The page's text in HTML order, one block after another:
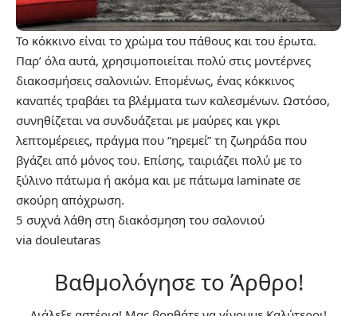
Το κόκκινο είναι το χρώμα του πάθους και του έρωτα.
Παρ’ όλα αυτά, χρησιμοποιείται πολύ στις μοντέρνες
διακοσμήσεις σαλονιών. Επομένως, ένας κόκκινος
καναπές τραβάει τα βλέμματα των καλεσμένων. Ωστόσο,
συνηθίζεται να συνδυάζεται με μαύρες και γκρι
λεπτομέρειες, πράγμα που “ηρεμεί” τη ζωηράδα που
βγάζει από μόνος του. Επίσης, ταιριάζει πολύ με το
ξύλινο πάτωμα ή ακόμα και με πάτωμα laminate σε
σκούρη απόχρωση.
5 συχνά λάθη στη διακόσμηση του σαλονιού
via douleutaras
Βαθμολόγησε το Άρθρο!